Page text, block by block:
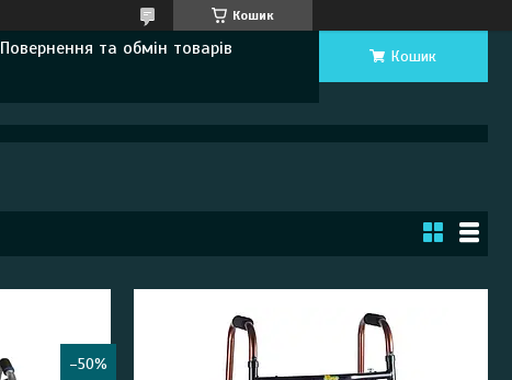
Кошик
Повернення та обмін товарів
Кошик
–50%